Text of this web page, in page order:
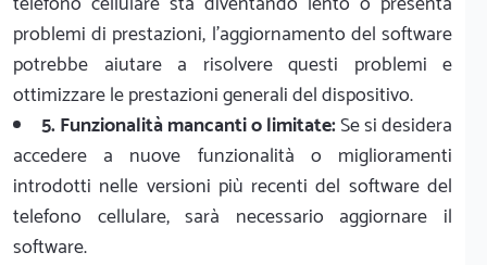
problemi di prestazioni, l'aggiornamento del software
potrebbe aiutare a risolvere questi problemi e
ottimizzare le prestazioni generali del dispositivo.
5. Funzionalità mancanti o limitate:Se si desidera
accedere a nuove funzionalità o miglioramenti
introdotti nelle versioni più recenti del software del
telefono cellulare, sarà necessario aggiornare il
software.